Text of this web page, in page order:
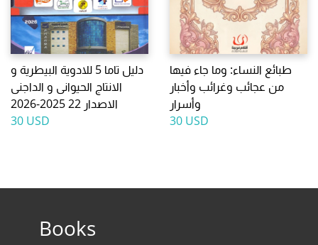
دليل تاما 5 للادوية البيطرية و
الانتاج الحيوانى و الداجنى
الاصدار 22 2025-2026
30 USD
طبائع النساء: وما جاء فيها
من عجائب وغرائب وأخبار
وأسرار
30 USD
Books